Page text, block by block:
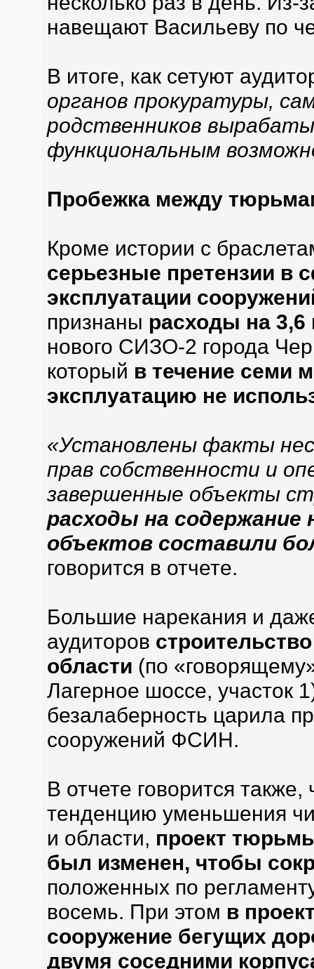
навещают Васильеву по
В итоге, как сетуют
органов прокуратуры,
родственников
функциональным
Пробежка между
Кроме истории с
серьезные претензии в
эксплуатации
признаны расходы на
нового СИЗО-2 города
который в течение семи
эксплуатацию не
«Установлены факты
прав собственности и
завершенные объекты
расходы на
объектов составили
говорится в отчете.
Большие нарекания и
аудиторов
области (по
Лагерное шоссе, участок
безалаберность царила
сооружений ФСИН.
В отчете говорится
тенденцию уменьшения
и области, проект
был изменен, чтобы
положенных по
восемь. При этом в
сооружение бегущих
двумя соседними